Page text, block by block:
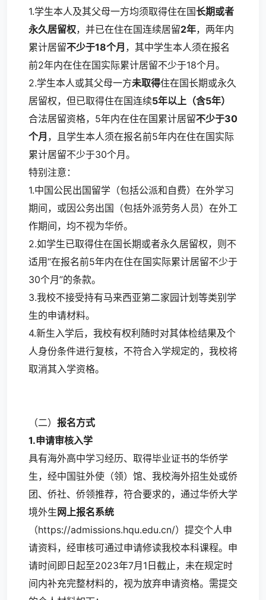
1.学生本人及其父母一方均须取得住在国长期或者
永久居留权，并已在住在国连续居留2年，两年内
累计居留不少于18个月 ，其中学生本人须在报名
前2年内在住在国实际累计居留不少于18个月。
2.学生本人或其父母一方未取得住在国长期或永久
居留权，但已取得住在国连续5年以上（含5年）
合法居留资格，5年内在住在国累计居留不少于30
个月 ，且学生本人须在报名前5年内在住在国实际
累计居留不少于30个月。
特别注意：
1.中国公民出国留学（包括公派和自费）在外学习
期间，或因公务出国（包括外派劳务人员）在外工
作期间，均不视为华侨。
2.如学生已取得住在国长期或者永久居留权，则不
适用“在报名前5年内在住在国实际累计居留不少于
30个月”的条款。
3.我校不接受持有马来西亚第二家园计划等类别学
生的申请材料。
4.新生入学后，我校有权利随时对其体检结果及个
人身份条件进行复核，不符合入学规定的，我校将
取消其入学资格。
（二） 报名方式
1.申请审核入学
具有海外高中学习经历、取得毕业证书的华侨学
生，经中国驻外使（领）馆、我校海外招生处或侨
团、侨社、侨领推荐，符合要求的，通过华侨大学
境外生 网上报名系统
（https://admissions.hqu.edu.cn/）提交个人申
请资料，经审核可通过申请修读我校本科课程。申
请时间即日起至2023年7月1日截止，未在规定时
间内补充完整材料的，视为放弃申请资格。需提交